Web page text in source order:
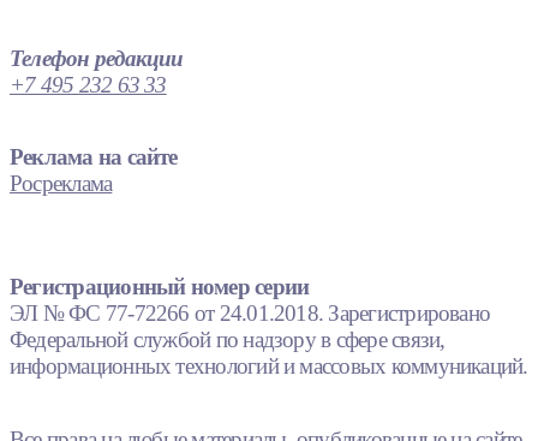
Телефон редакции
+7 495 232 63 33
Реклама на сайте
Росреклама
Регистрационный номер серии
ЭЛ № ФС 77-72266 от 24.01.2018. Зарегистрировано
Федеральной службой по надзору в сфере связи,
информационных технологий и массовых коммуникаций.